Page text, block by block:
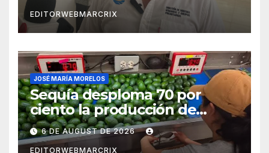
EDITORWEBMARCRIX
JOSÉ MARÍA MORELOS
Sequía desploma 70 por
ciento la producción de
aguacate en Candelaria
6 DE AUGUST DE 2026
EDITORWEBMARCRIX